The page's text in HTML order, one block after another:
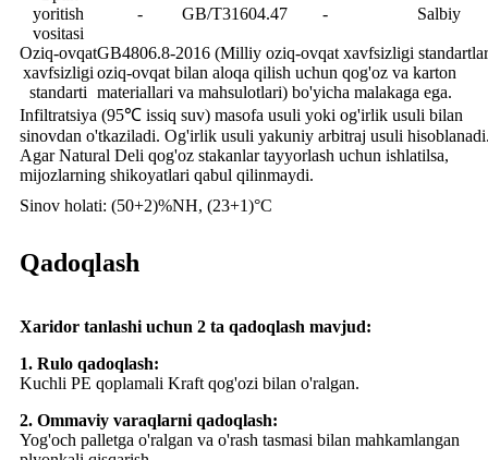
yoritish
vositasi
- GB/T31604.47 - Salbiy
Oziq-ovqat
xavfsizligi
standarti
GB4806.8-2016 (Milliy oziq-ovqat xavfsizligi
oziq-ovqat bilan aloqa qilish uchun qog'oz va karton
materiallari va mahsulotlari) bo'yicha malakaga ega.
Infiltratsiya (95℃ issiq suv) masofa usuli yoki og'irlik usuli bilan
sinovdan o'tkaziladi. Og'irlik usuli yakuniy arbitraj usuli
Agar Natural Deli qog'oz stakanlar tayyorlash uchun ishlatilsa,
mijozlarning shikoyatlari qabul qilinmaydi.
Sinov holati: (50+2)%NH, (23+1)°C
Qadoqlash
Xaridor tanlashi uchun 2 ta qadoqlash mavjud:
1. Rulo qadoqlash:
Kuchli PE qoplamali Kraft qog'ozi bilan o'ralgan.
2. Ommaviy varaqlarni qadoqlash:
Yog'och palletga o'ralgan va o'rash tasmasi bilan mahkamlangan